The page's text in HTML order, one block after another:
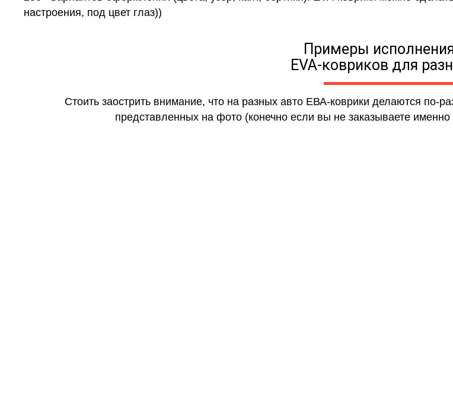
настроения, под цвет глаз))
Примеры
EVA-ковриков для
Стоить заострить внимание, что на разных авто ЕВА-коврики делаются по-
представленных на фото (конечно если вы не заказываете именно